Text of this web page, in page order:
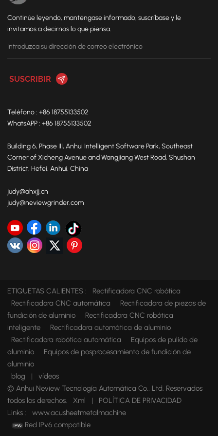
transportadora. Fácil
manejo. Ideal para
moler grandes lotes de
grande y mediano.
Continúe leyendo, manténgase informado, suscríbase y le
invitamos a decirnos lo que piensa.
Teléfono : +86 18755133502
WhatsAPP : +86 18755133502
Building 6, Phase III, Anhui Intelligent Software Park, Southeast
Corner of Xicheng Avenue and Wangjiang West Road, Shushan
District, Hefei, Anhui, China
judy@ahxjj.cn
judy@neviewgrinder.com
ETIQUETAS CALIENTES :
Rectificadora CNC robótica
Rectificadora CNC automática
Rectificadora de piezas de
fundición de aluminio
Rectificadora CNC robótica
inteligente
Rectificadora automática de aluminio
Rectificadora robótica automática
Equipos de pulido de
aluminio
Equipos de posprocesamiento de fundición de
aluminio
blog
|
vídeos
© Anhui Neview Tecnología Automática Co., Ltd. Reservados
todos los derechos.
Xml |
POLÍTICA DE PRIVACIDAD
Links :
www.acusheetmetalmachine
Red IPv6 compatible